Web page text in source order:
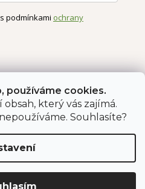
používáme cookies.
který vás zajímá.
Souhlasíte?
podmínkami ochrany
Obchodní podmínky
údajů
Premium
nad Ohří s.r.o.